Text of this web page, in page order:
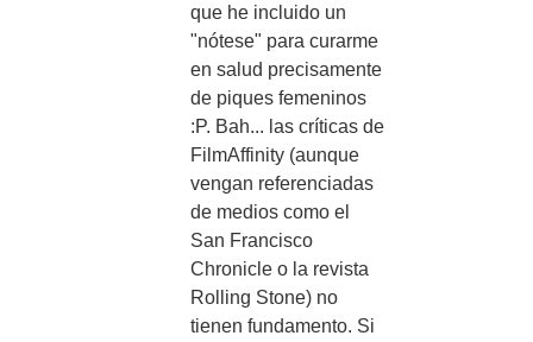
que he incluido un
"nótese" para curarme
en salud precisamente
de piques femeninos
:P. Bah... las críticas de
FilmAffinity (aunque
vengan referenciadas
de medios como el
San Francisco
Chronicle o la revista
Rolling Stone) no
tienen fundamento. Si